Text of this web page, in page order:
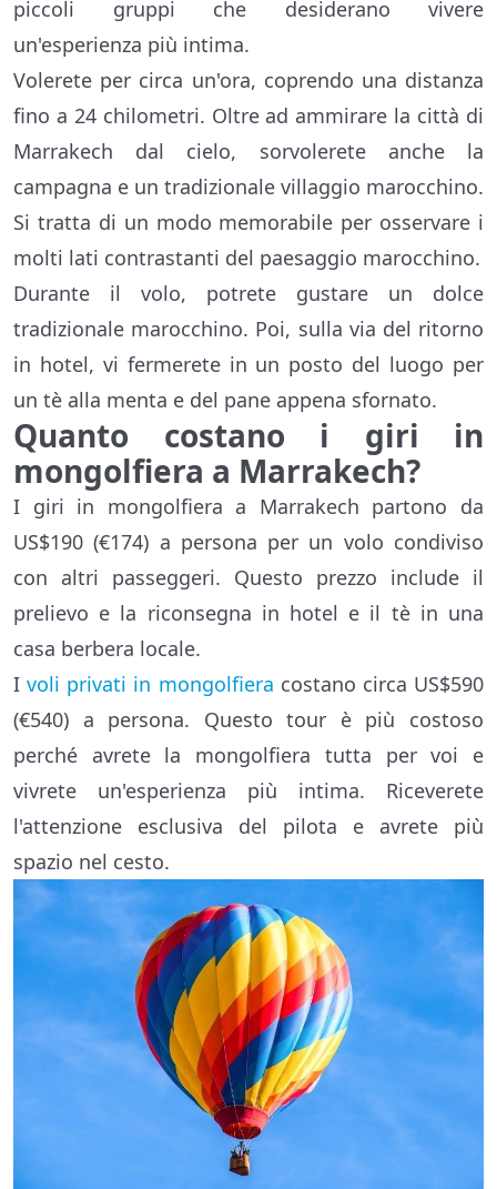
piccoli gruppi che desiderano vivere
un'esperienza più intima.
Volerete per circa un'ora, coprendo una distanza
fino a 24 chilometri. Oltre ad ammirare la città di
Marrakech dal cielo, sorvolerete anche la
campagna e un tradizionale villaggio marocchino.
Si tratta di un modo memorabile per osservare i
molti lati contrastanti del paesaggio marocchino.
Durante il volo, potrete gustare un dolce
tradizionale marocchino. Poi, sulla via del ritorno
in hotel, vi fermerete in un posto del luogo per
un tè alla menta e del pane appena sfornato.
Quanto costano i giri in
mongolfiera a Marrakech?
I giri in mongolfiera a Marrakech partono da
US$190 (€174) a persona per un volo condiviso
con altri passeggeri. Questo prezzo include il
prelievo e la riconsegna in hotel e il tè in una
casa berbera locale.
Ivoli privati in mongolfiera costano circa US$590
(€540) a persona. Questo tour è più costoso
perché avrete la mongolfiera tutta per voi e
vivrete un'esperienza più intima. Riceverete
l'attenzione esclusiva del pilota e avrete più
spazio nel cesto.